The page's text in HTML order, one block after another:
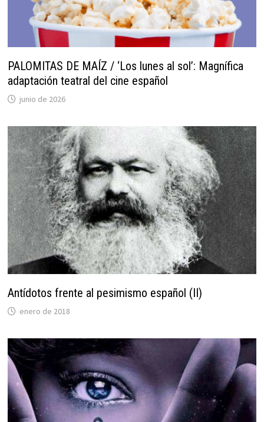
PALOMITAS DE MAÍZ / ‘Los lunes al sol’: Magnífica
adaptación teatral del cine español
junio de 2026
Antídotos frente al pesimismo español (II)
enero de 2018